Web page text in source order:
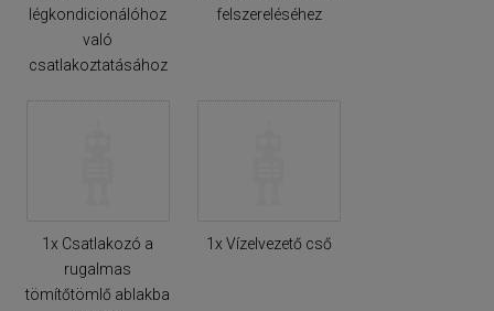
légkondicionálóhoz
való
csatlakoztatásához
felszereléséhez
1x Csatlakozó a
rugalmas
tömítőtömlő ablakba
1x Vízelvezető cső